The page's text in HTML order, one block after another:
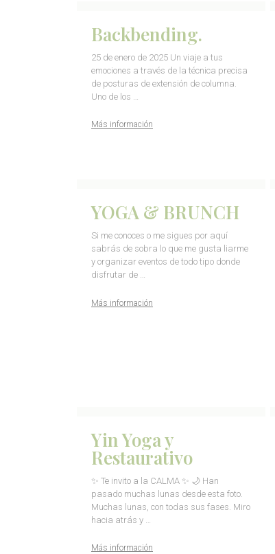
Backbending.
25 de enero de 2025 Un viaje a tus
emociones a través de la técnica precisa
de posturas de extensión de columna.
Uno de los …
Más información
YOGA & BRUNCH
Si me conoces o me sigues por aquí
sabrás de sobra lo que me gusta liarme
y organizar eventos de todo tipo donde
disfrutar de …
Más información
Yin Yoga y
Restaurativo
✨ Te invito a la CALMA ✨ 🌙 Han
pasado muchas lunas desde esta foto.
Muchas lunas, con todas sus fases. Miro
hacia atrás y …
Más información